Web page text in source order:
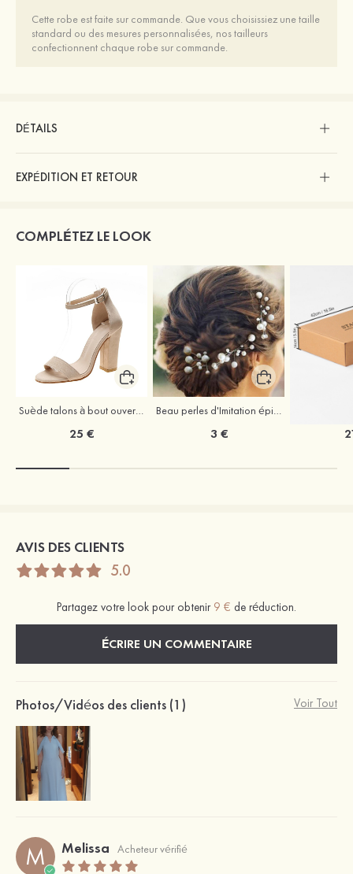
Cette robe est faite sur commande. Que vous choisissiez une taille
standard ou des mesures personnalisées, nos tailleurs
confectionnent chaque robe sur commande.
DÉTAILS
EXPÉDITION ET RETOUR
COMPLÉTEZ LE LOOK
Suède talons à bout ouvert sandales talon bottier chaussures pour les soirées
25 €
Beau perles d'Imitation épingles à cheveux coiffe
3 €
AVIS DES CLIENTS
5.0
Partagez votre look pour obtenir 9 € de réduction.
ÉCRIRE UN COMMENTAIRE
Photos/Vidéos des clients (1) Voir Tout
M Melissa Acheteur vérifié